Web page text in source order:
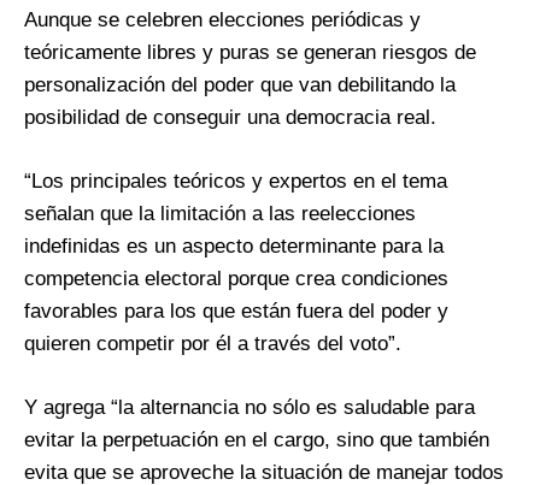
Aunque se celebren elecciones periódicas y
teóricamente libres y puras se generan riesgos de
personalización del poder que van debilitando la
posibilidad de conseguir una democracia real.
“Los principales teóricos y expertos en el tema
señalan que la limitación a las reelecciones
indefinidas es un aspecto determinante para la
competencia electoral porque crea condiciones
favorables para los que están fuera del poder y
quieren competir por él a través del voto”.
Y agrega “la alternancia no sólo es saludable para
evitar la perpetuación en el cargo, sino que también
evita que se aproveche la situación de manejar todos